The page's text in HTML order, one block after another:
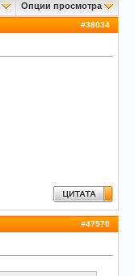
Опции просмотра
#38034
#47570